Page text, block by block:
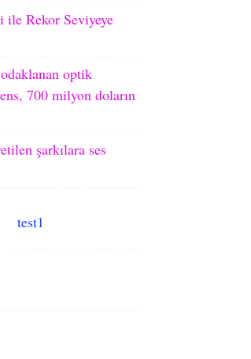
Rekor Seviyeye
odaklanan optik
700 milyon doların
şarkılara ses
test1